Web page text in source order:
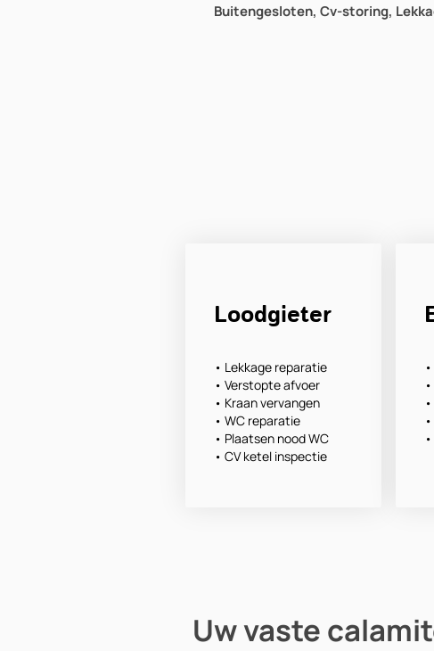
Buitengesloten, Cv-storing,
Loodgieter
• Lekkage reparatie
• Verstopte afvoer
• Kraan vervangen
• WC reparatie
• Plaatsen nood WC
• CV ketel inspectie
Uw vaste